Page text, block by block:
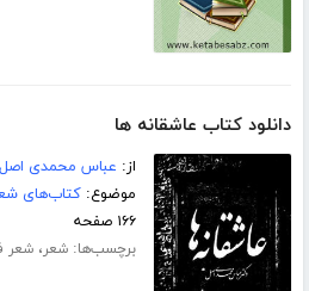
دانلود کتاب عاشقانه ها
از: عباس محمدی اصل
موضوع:کتاب‌های
۱۶۶ صفحه
برچسب‌ها:شعر،شعر